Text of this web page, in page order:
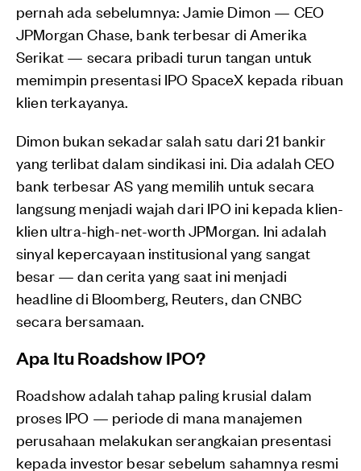
pernah ada sebelumnya: Jamie Dimon — CEO
JPMorgan Chase, bank terbesar di Amerika
Serikat — secara pribadi turun tangan untuk
memimpin presentasi IPO SpaceX kepada ribuan
klien terkayanya.
Dimon bukan sekadar salah satu dari 21 bankir
yang terlibat dalam sindikasi ini. Dia adalah CEO
bank terbesar AS yang memilih untuk secara
langsung menjadi wajah dari IPO ini kepada klien-
klien ultra-high-net-worth JPMorgan. Ini adalah
sinyal kepercayaan institusional yang sangat
besar — dan cerita yang saat ini menjadi
headline di Bloomberg, Reuters, dan CNBC
secara bersamaan.
Apa Itu Roadshow IPO?
Roadshow adalah tahap paling krusial dalam
proses IPO — periode di mana manajemen
perusahaan melakukan serangkaian presentasi
kepada investor besar sebelum sahamnya resmi